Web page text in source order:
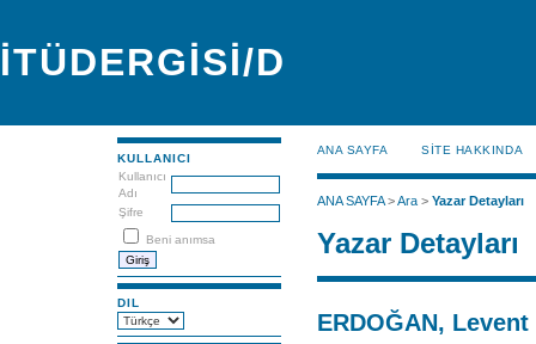
İTÜDERGİSİ/D
KULLANICI
Kullanıcı
Adı
Şifre
Beni anımsa
DIL
ANA SAYFA SİTE HAKKINDA
ANA SAYFA>Ara> Yazar Detayları
Yazar Detayları
ERDOĞAN, Levent